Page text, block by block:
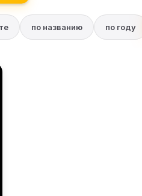
по названию по году